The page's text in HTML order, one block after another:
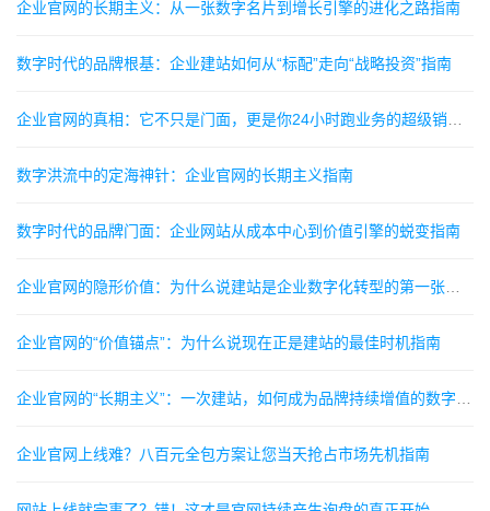
企业官网的长期主义：从一张数字名片到增长引擎的进化之路指南
数字时代的品牌根基：企业建站如何从“标配”走向“战略投资”指南
数字洪流中的定海神针：企业官网的长期主义指南
数字时代的品牌门面：企业网站从成本中心到价值引擎的蜕变指南
企业官网的“价值锚点”：为什么说现在正是建站的最佳时机指南
企业官网上线难？八百元全包方案让您当天抢占市场先机指南